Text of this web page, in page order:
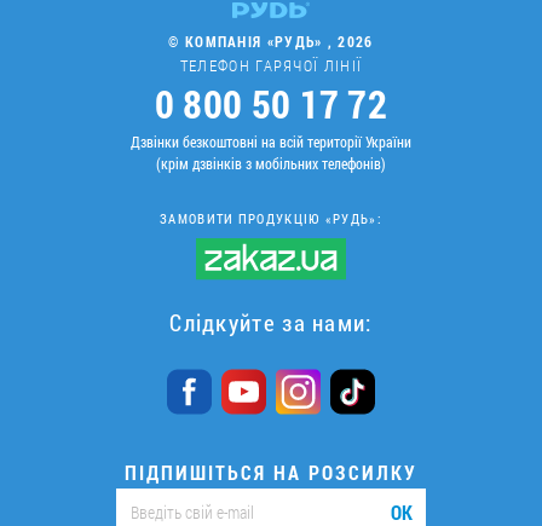
© КОМПАНІЯ «РУДЬ» , 2026
ТЕЛЕФОН ГАРЯЧОЇ ЛІНІЇ
0 800 50 17 72
Дзвінки безкоштовні на всій території України
(крім дзвінків з мобільних телефонів)
ЗАМОВИТИ ПРОДУКЦІЮ «РУДЬ»:
Слідкуйте за нами:
ПІДПИШІТЬСЯ НА РОЗСИЛКУ
ОК